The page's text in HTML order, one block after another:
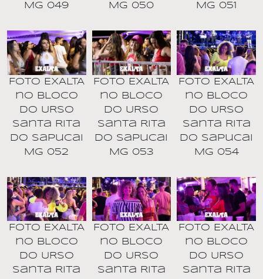
MG 049
MG 050
MG 051
Foto EXALTA
no BLOCO
DO URSO
Santa Rita
do Sapucai
MG 052
Foto EXALTA
no BLOCO
DO URSO
Santa Rita
do Sapucai
MG 053
Foto EXALTA
no BLOCO
DO URSO
Santa Rita
do Sapucai
MG 054
Foto EXALTA
no BLOCO
DO URSO
Santa Rita
Foto EXALTA
no BLOCO
DO URSO
Santa Rita
Foto EXALTA
no BLOCO
DO URSO
Santa Rita